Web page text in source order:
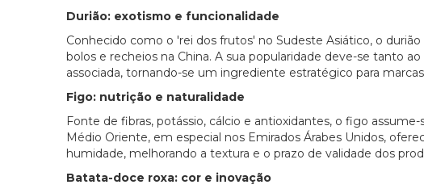
Durião: exotismo e funcionalidade
Conhecido como o 'rei dos frutos' no Sudeste Asiático, o
bolos e recheios na China. A sua popularidade deve-se tanto
associada, tornando-se um ingrediente estratégico para
Figo: nutrição e naturalidade
Fonte de fibras, potássio, cálcio e antioxidantes, o figo
Médio Oriente, em especial nos Emirados Árabes Unidos,
humidade, melhorando a textura e o prazo de validade dos
Batata-doce roxa: cor e inovação